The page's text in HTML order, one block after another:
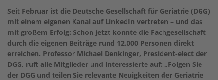
Seit Februar ist die Deutsche Gesellschaft für Geriatrie (DGG)
mit einem eigenen Kanal auf LinkedIn vertreten – und das
mit großem Erfolg: Schon jetzt konnte die Fachgesellschaft
durch die eigenen Beiträge rund 12.000 Personen direkt
erreichen. Professor Michael Denkinger, President-elect der
DGG, ruft alle Mitglieder und Interessierte auf: „Folgen Sie
der DGG und teilen Sie relevante Neuigkeiten der Geriatrie